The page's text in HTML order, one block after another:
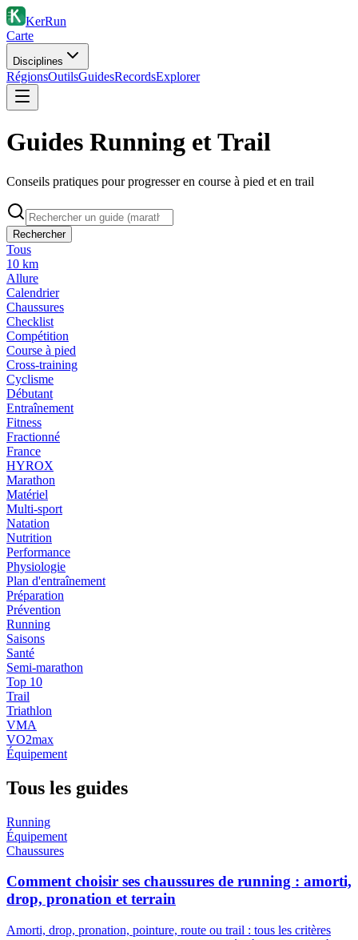
KerRun
Carte
Disciplines
RégionsOutilsGuidesRecordsExplorer
Guides Running et Trail
Conseils pratiques pour progresser en course à pied et en trail
Rechercher
Tous
10 km
Allure
Calendrier
Chaussures
Checklist
Compétition
Course à pied
Cross-training
Cyclisme
Débutant
Entraînement
Fitness
Fractionné
France
HYROX
Marathon
Matériel
Multi-sport
Natation
Nutrition
Performance
Physiologie
Plan d'entraînement
Préparation
Prévention
Running
Saisons
Santé
Semi-marathon
Top 10
Trail
Triathlon
VMA
VO2max
Équipement
Tous les guides
Running
Équipement
Chaussures
Comment choisir ses chaussures de running : amorti,
drop, pronation et terrain
Amorti, drop, pronation, pointure, route ou trail : tous les critères